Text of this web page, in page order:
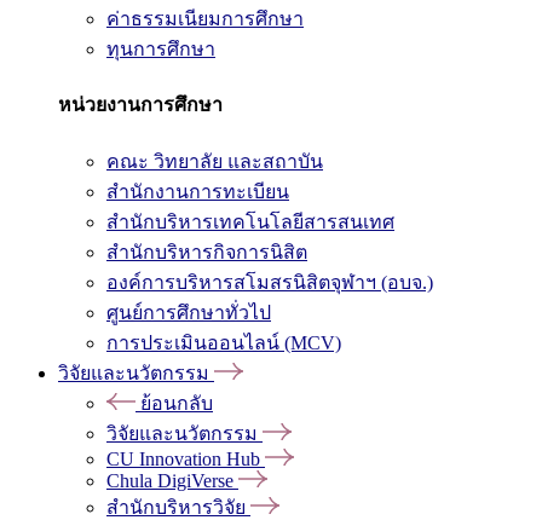
ค่าธรรมเนียมการศึกษา
ทุนการศึกษา
หน่วยงานการศึกษา
คณะ วิทยาลัย และสถาบัน
สำนักงานการทะเบียน
สำนักบริหารเทคโนโลยีสารสนเทศ
สำนักบริหารกิจการนิสิต
องค์การบริหารสโมสรนิสิตจุฬาฯ (อบจ.)
ศูนย์การศึกษาทั่วไป
การประเมินออนไลน์ (MCV)
วิจัยและนวัตกรรม
ย้อนกลับ
วิจัยและนวัตกรรม
CU Innovation Hub
Chula DigiVerse
สำนักบริหารวิจัย